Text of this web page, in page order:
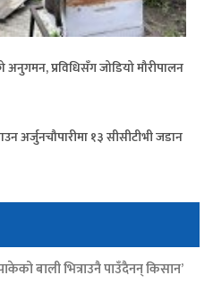
प्रविधिसँग जोडियो मौरीपालन
अर्जुनचौपारीमा १३ सीसीटीभी जडान
बाली भित्राउनै पाउँदैनन् किसान’